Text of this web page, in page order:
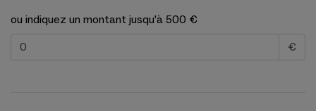
ou indiquez un montant jusqu’à 500 €
€